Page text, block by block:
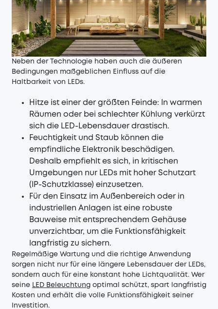
Neben der Technologie haben auch die äußeren
Bedingungen maßgeblichen Einfluss auf die
Haltbarkeit von LEDs.
Hitze ist einer der größten Feinde: In warmen
Räumen oder bei schlechter Kühlung verkürzt
sich die LED-Lebensdauer drastisch.
Feuchtigkeit und Staub können die
empfindliche Elektronik beschädigen.
Deshalb empfiehlt es sich, in kritischen
Umgebungen nur LEDs mit hoher Schutzart
(IP-Schutzklasse) einzusetzen.
Für den Einsatz im Außenbereich oder in
industriellen Anlagen ist eine robuste
Bauweise mit entsprechendem Gehäuse
unverzichtbar, um die Funktionsfähigkeit
langfristig zu sichern.
Regelmäßige Wartung und die richtige Anwendung
sorgen nicht nur für eine längere Lebensdauer der LEDs,
sondern auch für eine konstant hohe Lichtqualität. Wer
seine LED Beleuchtung optimal schützt, spart langfristig
Kosten und erhält die volle Funktionsfähigkeit seiner
Investition.